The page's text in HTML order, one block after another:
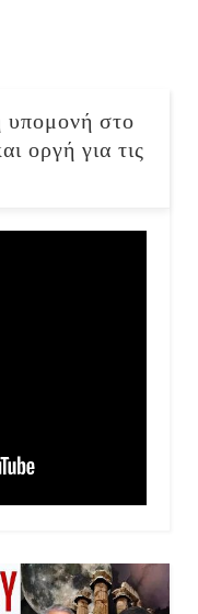
υπομονή στο
οργή για τις